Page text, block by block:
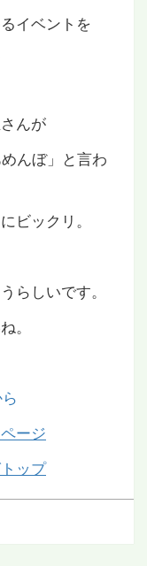
イベントを
んが
んぼ」と言わ
ビックリ。
らしいです。
。
ージ
ップ